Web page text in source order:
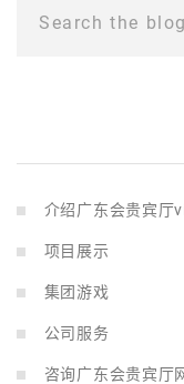
Search the
介绍广东会贵宾厅
项目展示
集团游戏
公司服务
咨询广东会贵宾厅